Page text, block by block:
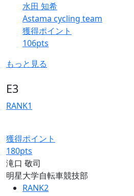
水田 知希
Astama cycling team
獲得ポイント
106pts
もっと見る
E3
RANK1
獲得ポイント
180pts
滝口 敬司
明星大学自転車競技部
RANK2